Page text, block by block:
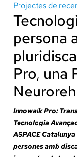
Projectes de
persona
Pro, una
Innowalk Pro:
Tecnologia
ASPACE
persones amb